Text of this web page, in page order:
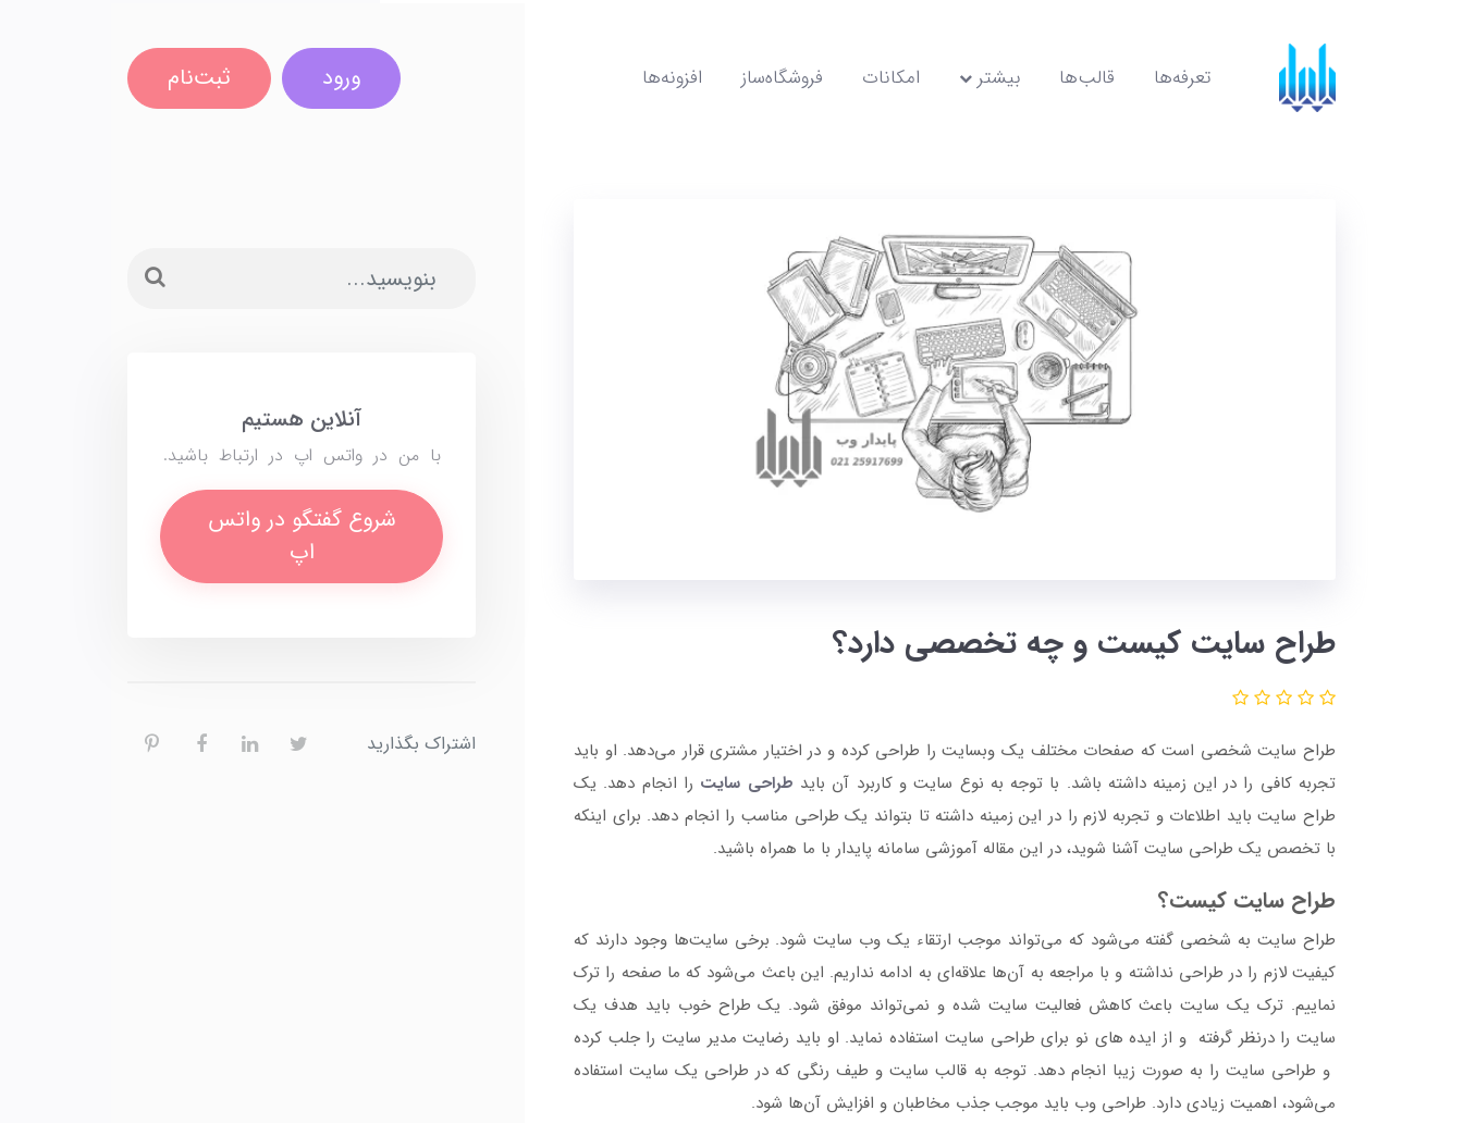
تعرفه‌ها قالب‌ها بیشتر امکانات فروشگاه‌ساز افزونه‌ها ورود ثبت‌نام
طراح سایت کیست و چه تخصصی دارد؟
طراح سایت شخصی است که صفحات مختلف یک وبسایت را طراحی کرده و در اختیار مشتری قرار می‌دهد. او باید
تجربه کافی را در این زمینه داشته باشد‌. با توجه به نوع سایت و کاربرد آن باید طراحی سایت را انجام دهد. یک
طراح سایت باید اطلاعات و تجربه لازم را در این زمینه داشته تا بتواند یک طراحی مناسب را انجام دهد‌. برای اینکه
با تخصص یک طراحی سایت آشنا شوید، در این مقاله آموزشی سامانه پایدار با ما همراه باشید.
طراح سایت کیست؟
طراح سایت به شخصی گفته می‌شود که می‌تواند موجب ارتقاء یک وب سایت شود. برخی سایت‌ها وجود دارند که
کیفیت لازم را در طراحی نداشته و با مراجعه به آن‌ها علاقه‌ای به ادامه نداریم. ‌این باعث می‌شود که ما صفحه را ترک
نماییم. ترک یک سایت باعث کاهش فعالیت سایت شده و نمی‌تواند موفق شود‌. یک طراح خوب باید هدف یک
سایت را درنظر گرفته و از ایده های نو برای طراحی سایت استفاده نماید. او باید رضایت مدیر سایت را جلب کرده
و طراحی سایت را به صورت زیبا انجام دهد. توجه به قالب سایت و طیف رنگی که در طراحی یک سایت استفاده
می‌شود، اهمیت زیادی دارد. طراحی وب باید موجب جذب مخاطبان و افزایش آن‌ها شود‌.
آنلاین هستیم
با من در واتس اپ در ارتباط باشید.
شروع گفتگو در واتس
اپ
اشتراک بگذارید